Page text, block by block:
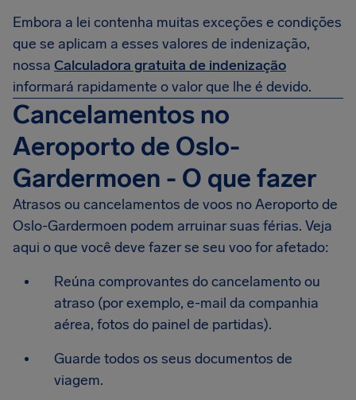
Embora a lei contenha muitas exceções e condições
que se aplicam a esses valores de indenização,
nossa Calculadora gratuita de indenização
informará rapidamente o valor que lhe é devido.
Cancelamentos no
Aeroporto de Oslo-
Gardermoen - O que fazer
Atrasos ou cancelamentos de voos no Aeroporto de
Oslo-Gardermoen podem arruinar suas férias. Veja
aqui o que você deve fazer se seu voo for afetado:
Reúna comprovantes do cancelamento ou
atraso (por exemplo, e-mail da companhia
aérea, fotos do painel de partidas).
Guarde todos os seus documentos de
viagem.